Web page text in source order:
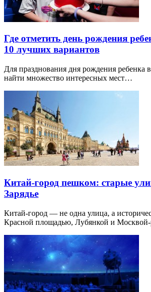
Где отметить день рождения
10 лучших вариантов
Для празднования дня рождения
найти множество интересных мест…
Китай-город пешком: старые
Зарядье
Китай-город — не одна улица, а
Красной площадью, Лубянкой и Москвой-